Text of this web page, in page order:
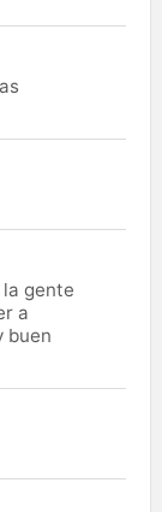
gente
a
buen